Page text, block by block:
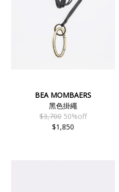
BEA MOMBAERS
黑色掛繩
$3,700 50%off
$1,850